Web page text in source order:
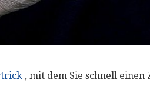
, mit dem Sie schnell